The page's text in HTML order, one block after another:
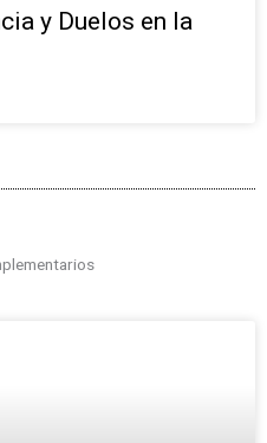
y Duelos en la